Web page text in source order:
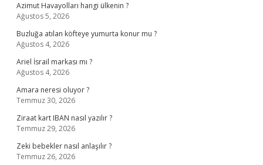
Azimut Havayolları hangi ülkenin ?
Ağustos 5, 2026
Buzluğa atılan köfteye yumurta konur mu ?
Ağustos 4, 2026
Ariel İsrail markası mı ?
Ağustos 4, 2026
Amara neresi oluyor ?
Temmuz 30, 2026
Ziraat kart IBAN nasıl yazılır ?
Temmuz 29, 2026
Zeki bebekler nasıl anlaşılır ?
Temmuz 26, 2026